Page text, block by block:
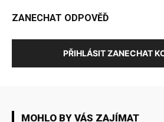
ZANECHAT ODPOVĚĎ
PŘIHLÁSIT ZANECHAT
MOHLO BY VÁS ZAJÍMAT